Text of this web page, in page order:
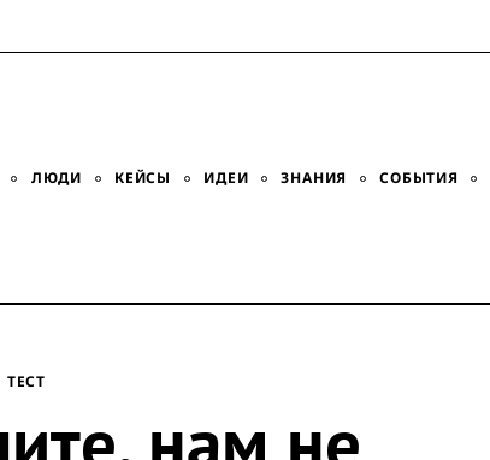
ЛЮДИ КЕЙСЫ ИДЕИ ЗНАНИЯ СОБЫТИЯ
ТЕСТ